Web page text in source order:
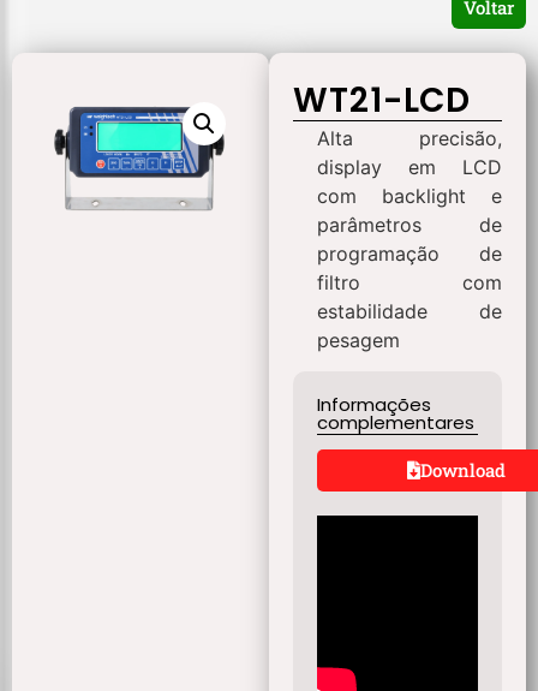
Voltar
WT21-LCD
Alta precisão,
display em LCD
com backlight e
parâmetros de
programação de
filtro com
estabilidade de
pesagem
Informações
complementares
Download